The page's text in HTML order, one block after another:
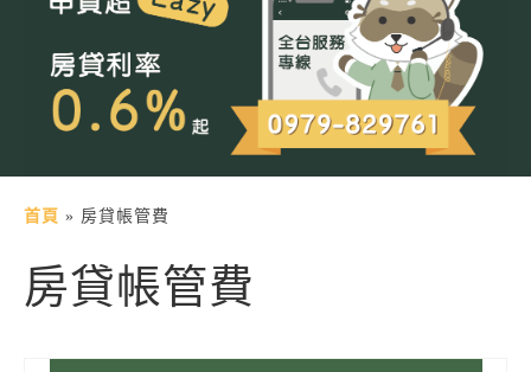
土地二胎申貸
房屋二胎申貸
軍公教貸款
土地貸款
房屋貸款
信用貸款
代書貸款
首頁 » 房貸帳管費
房貸帳管費